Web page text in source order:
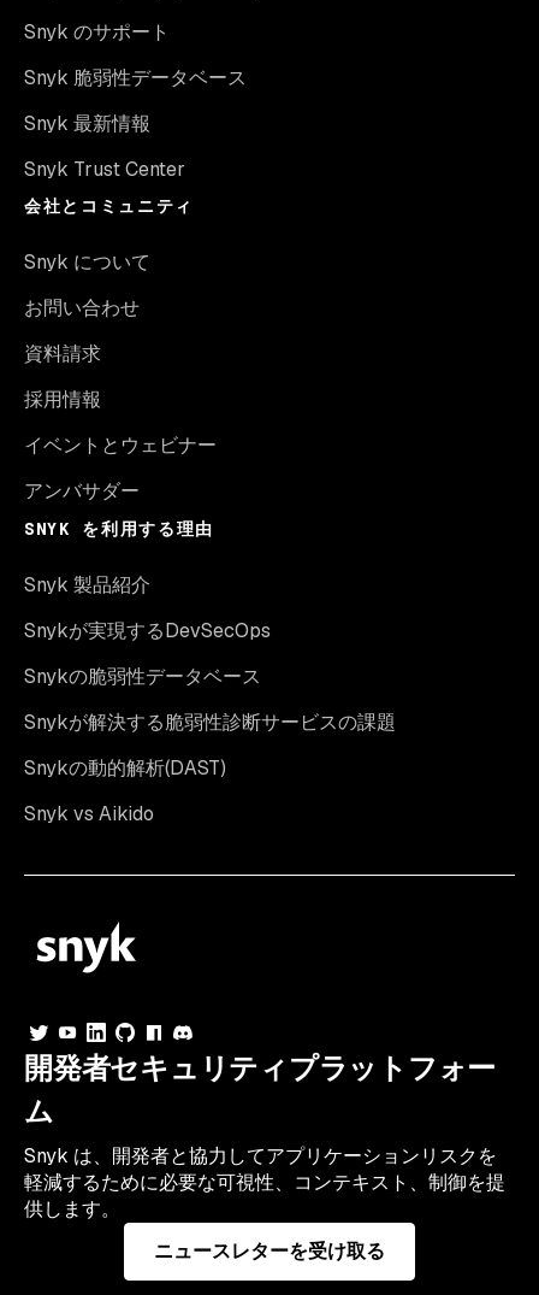
Snyk のサポート
Snyk 脆弱性データベース
Snyk 最新情報
Snyk Trust Center
会社とコミュニティ
Snyk について
お問い合わせ
資料請求
採用情報
イベントとウェビナー
アンバサダー
SNYK を利用する理由
Snyk 製品紹介
Snykが実現するDevSecOps
Snykの脆弱性データベース
Snykが解決する脆弱性診断サービスの課題
Snykの動的解析(DAST)
Snyk vs Aikido
開発者セキュリティプラットフォー
ム
Snyk は、開発者と協力してアプリケーションリスクを
軽減するために必要な可視性、コンテキスト、制御を提
供します。
ニュースレターを受け取る